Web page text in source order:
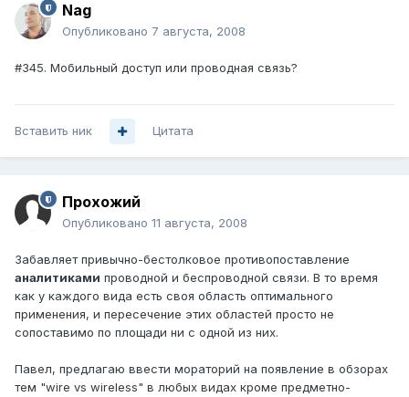
Nag
Опубликовано 7 августа, 2008
#345. Мобильный доступ или проводная связь?
Вставить ник Цитата
Прохожий
Опубликовано 11 августа, 2008
Забавляет привычно-бестолковое противопоставление
аналитиками проводной и беспроводной связи. В то время
как у каждого вида есть своя область оптимального
применения, и пересечение этих областей просто не
сопоставимо по площади ни с одной из них.
Павел, предлагаю ввести мораторий на появление в обзорах
тем "wire vs wireless" в любых видах кроме предметно-